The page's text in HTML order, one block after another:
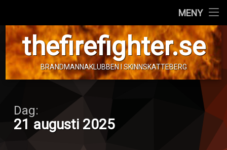
MENY
Personal
Fordon
Hoppa
till
innehållthefirefighter.se
BRANDMANNAKLUBBEN I SKINNSKATTEBERG
Dag:
21 augusti 2025